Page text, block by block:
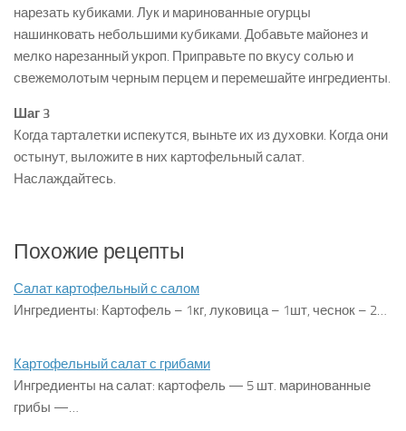
нарезать кубиками. Лук и маринованные огурцы
нашинковать небольшими кубиками. Добавьте майонез и
мелко нарезанный укроп. Приправьте по вкусу солью и
свежемолотым черным перцем и перемешайте ингредиенты.
Шаг 3
Когда тарталетки испекутся, выньте их из духовки. Когда они
остынут, выложите в них картофельный салат.
Наслаждайтесь.
Похожие рецепты
Салат картофельный с салом
Ингредиенты: Картофель – 1кг, луковица – 1шт, чеснок – 2…
Картофельный салат с грибами
Ингредиенты на салат: картофель — 5 шт. маринованные
грибы —…